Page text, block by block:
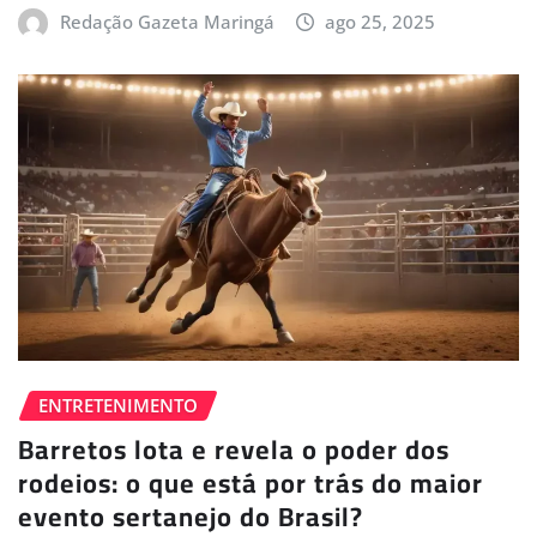
Redação Gazeta Maringá ago 25, 2025
ENTRETENIMENTO
Barretos lota e revela o poder dos
rodeios: o que está por trás do maior
evento sertanejo do Brasil?